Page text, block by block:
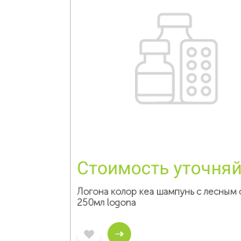
Стоимость
Логона колор кеа шампунь с лесным
250мл logona